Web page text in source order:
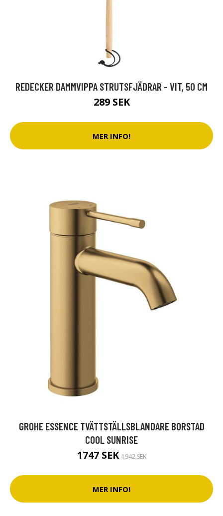
REDECKER DAMMVIPPA STRUTSFJÄDRAR - VIT, 50 CM
289 SEK
MER INFO!
GROHE ESSENCE TVÄTTSTÄLLSBLANDARE BORSTAD
COOL SUNRISE
1747 SEK1942 SEK
MER INFO!